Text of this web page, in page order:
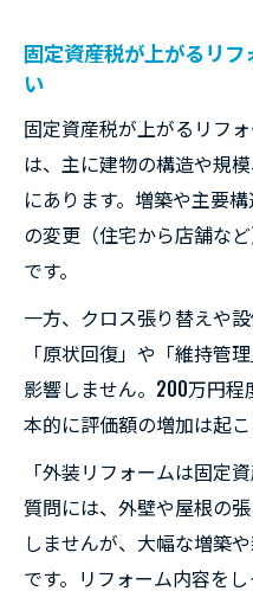
固定資産税が上がるリ
い
固定資産税が上がるリフ
は、主に建物の構造や規
にあります。増築や主要
の変更（住宅から店舗な
です。
一方、クロス張り替えや
「原状回復」や「維持管
影響しません。200万円
本的に評価額の増加は起こ
「外装リフォームは固定
質問には、外壁や屋根の
しませんが、大幅な増築
です。リフォーム内容を